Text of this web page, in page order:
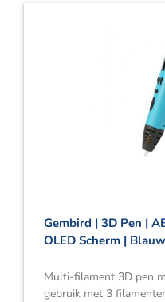
Gembird | 3D Pen |
OLED Scherm | Blauw
Multi-filament 3D pen
gebruik met 3